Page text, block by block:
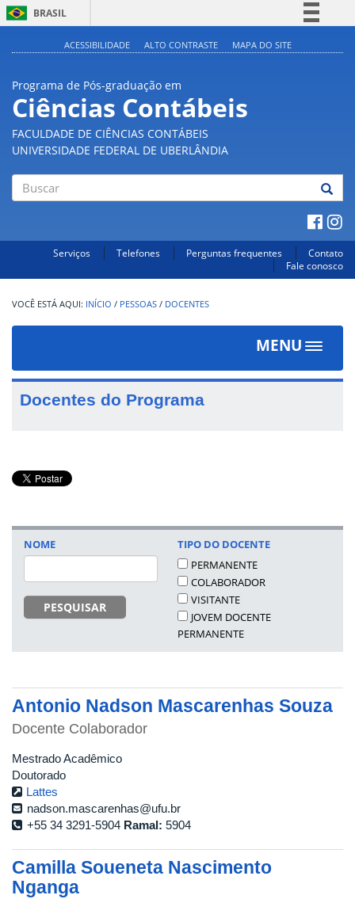
BRASIL
Acesso à informação
ACESSIBILIDADE ALTO CONTRASTE MAPA DO SITE
Programa de Pós-graduação em
Ciências Contábeis
FACULDADE DE CIÊNCIAS CONTÁBEIS
UNIVERSIDADE FEDERAL DE UBERLÂNDIA
Serviços Telefones Perguntas frequentes
Contato
Fale conosco
INÍCIO / PESSOAS / DOCENTES
MENU
Toggle
Docentes do Programa
NOME
PESQUISAR
TIPO DO DOCENTE
PERMANENTE
COLABORADOR
VISITANTE
JOVEM DOCENTE
PERMANENTE
Antonio Nadson Mascarenhas Souza
Docente Colaborador
Mestrado Acadêmico
Doutorado
Lattes
nadson.mascarenhas@ufu.br
+55 34 3291-5904 Ramal: 5904
Camilla Soueneta Nascimento
Nganga